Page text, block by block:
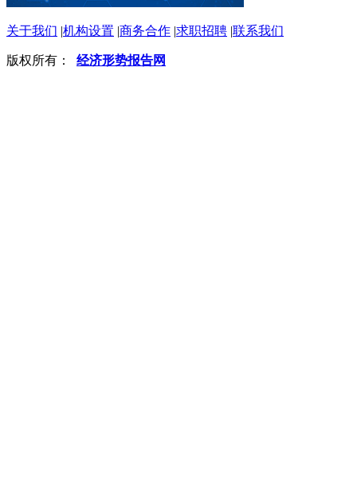
关于我们 |机构设置 |商务合作 |求职招聘 |联系我们
版权所有： 经济形势报告网